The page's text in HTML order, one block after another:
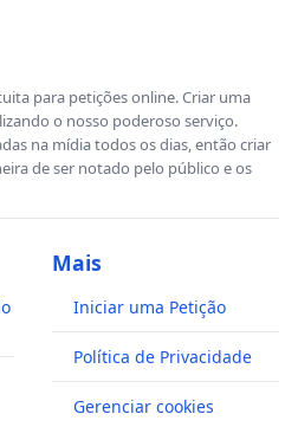
para petições online. Criar uma
o nosso poderoso serviço.
na mídia todos os dias, então criar
de ser notado pelo público e os
Mais
Iniciar uma Petição
Política de Privacidade
Gerenciar cookies